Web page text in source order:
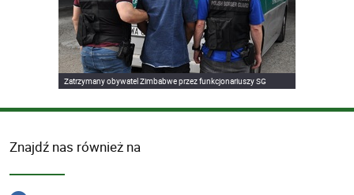
Zatrzymany obywatel Zimbabwe przez funkcjonariuszy SG
Znajdź nas również na